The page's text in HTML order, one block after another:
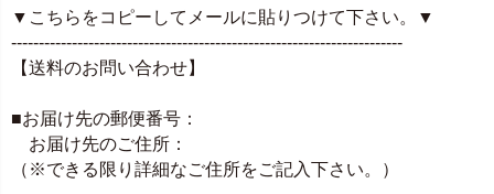
▼こちらをコピーしてメールに貼りつけて下さい。▼
-----------------------------------------------------------------------
【送料のお問い合わせ】
■お届け先の郵便番号：
お届け先のご住所：
（※できる限り詳細なご住所をご記入下さい。）